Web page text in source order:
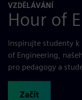
VZDĚLÁVÁNÍ
Hour of
Inspirujte studenty
of Engineering,
pro pedagogy a
Začít